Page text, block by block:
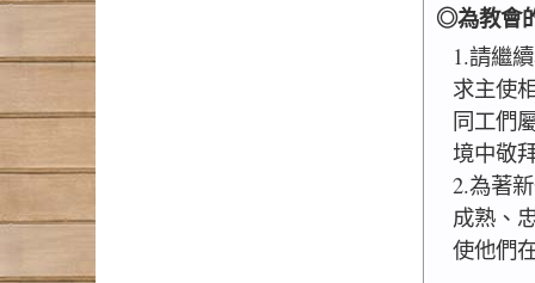
◎為教會
1.請繼
求主使
同工們
境中敬
2.為著
成熟、
使他們